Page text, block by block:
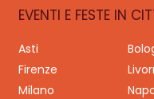
EVENTI E FESTE IN
Asti
Firenze
Milano